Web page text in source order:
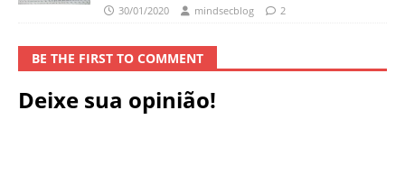
30/01/2020 mindsecblog 2
BE THE FIRST TO COMMENT
Deixe sua opinião!